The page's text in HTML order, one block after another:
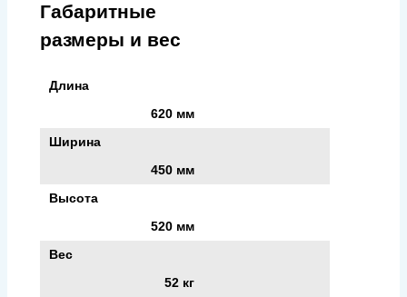
Габаритные
размеры и вес
Длина
620 мм
Ширина
450 мм
Высота
520 мм
Вес
52 кг